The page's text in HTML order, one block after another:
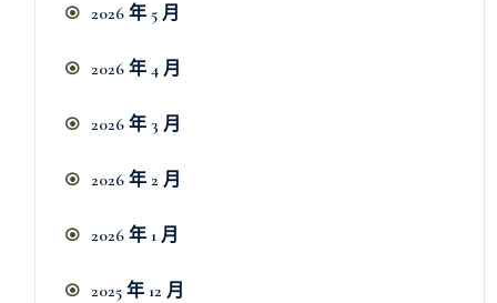
2026 年 5 月
2026 年 4 月
2026 年 3 月
2026 年 2 月
2026 年 1 月
2025 年 12 月